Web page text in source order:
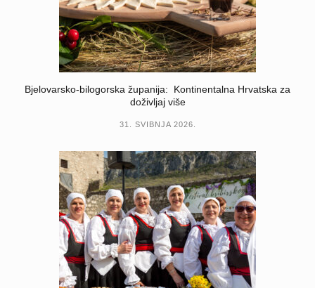
Bjelovarsko-bilogorska županija: Kontinentalna Hrvatska za
doživljaj više
31. SVIBNJA 2026.